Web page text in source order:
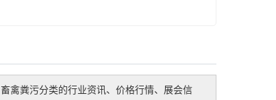
畜禽粪污分类的行业资讯、价格行情、展会信